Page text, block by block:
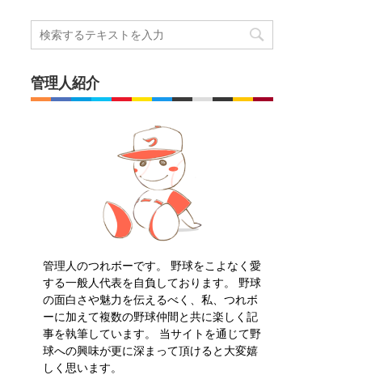
管理人紹介
管理人のつれボーです。 野球をこよなく愛
する一般人代表を自負しております。 野球
の面白さや魅力を伝えるべく、私、つれボ
ーに加えて複数の野球仲間と共に楽しく記
事を執筆しています。 当サイトを通じて野
球への興味が更に深まって頂けると大変嬉
しく思います。